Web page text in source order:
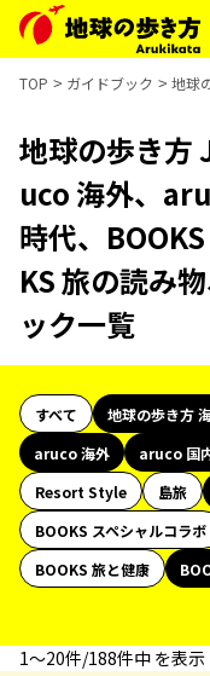
TOP ガイドブック 地球
地球の歩き方
uco 海外、
時代、
KS 旅の読み
ック一覧
すべて 地球の歩き方
aruco 海外
aruco 国
Resort Style
島旅
BOOKS スペシャルコラボ
BOOKS 旅と健康
1〜20件/188件中 を表示